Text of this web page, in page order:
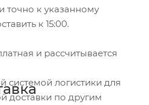
точно к указанному
к 15:00.
и рассчитывается
системой логистики для
доставки по другим